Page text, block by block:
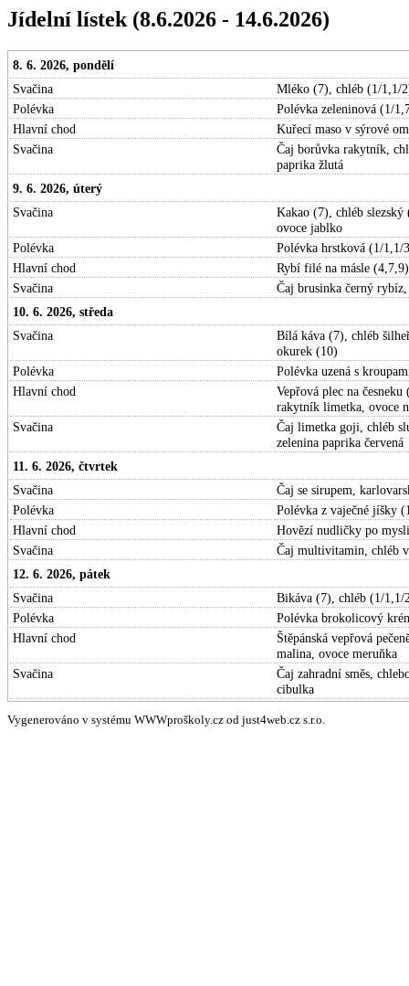
Jídelní lístek (8.6.2026 - 14.6.2026)
8. 6. 2026, pondělí
Svačina
Mléko (7), chléb (1/1,1/
Polévka
Polévka zeleninová (1/
Hlavní chod
Kuřecí maso v sýrové
Svačina
Čaj borůvka rakytník,
paprika žlutá
9. 6. 2026, úterý
Svačina
Kakao (7), chléb
ovoce jablko
Polévka
Polévka hrstková (1/1,1/
Hlavní chod
Rybí filé na másle
Svačina
Čaj brusinka černý
10. 6. 2026, středa
Svačina
Bílá káva (7), chléb
okurek (10)
Polévka
Polévka uzená s
Hlavní chod
Vepřová plec na
rakytník limetka, ovoce
Svačina
Čaj limetka goji, chléb
zelenina paprika červená
11. 6. 2026, čtvrtek
Svačina
Čaj se sirupem,
Polévka
Polévka z vaječné jíšky
Hlavní chod
Hovězí nudličky po
Svačina
Čaj multivitamin, chléb
12. 6. 2026, pátek
Svačina
Bikáva (7), chléb (1/1,1/
Polévka
Polévka brokolicový
Hlavní chod
Štěpánská vepřová
malina, ovoce meruňka
Svačina
Čaj zahradní směs,
cibulka
Vygenerováno v systému WWWproškoly.cz od just4web.cz s.r.o.